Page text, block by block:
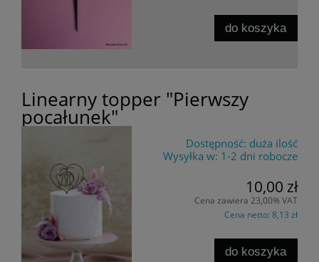
do koszyka
Linearny topper "Pierwszy
pocałunek"
Dostępność: duża ilość
Wysyłka w: 1-2 dni robocze
10,00 zł
Cena zawiera 23,00% VAT
Cena netto: 8,13 zł
do koszyka